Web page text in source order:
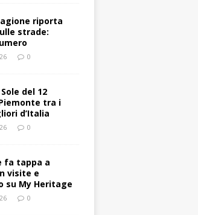
riporta
strade:
0
del 12
tra i
d’Italia
0
fa tappa a
visite e
su My Heritage
0